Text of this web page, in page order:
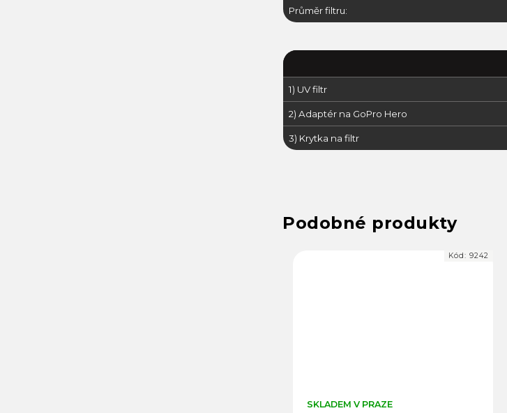
Průměr filtru:
1) UV filtr
2) Adaptér na GoPro Hero
3) Krytka na filtr
SKLADEM V PRAZE
Kód: 9242